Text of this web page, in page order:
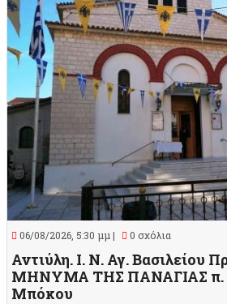
06/08/2026, 5:30 μμ | 0 σχόλια
Αντιύλη. Ι. Ν. Αγ. Βασιλείου
ΜΗΝΥΜΑ ΤΗΣ ΠΑΝΑΓΙΑΣ π.
Μπόκου